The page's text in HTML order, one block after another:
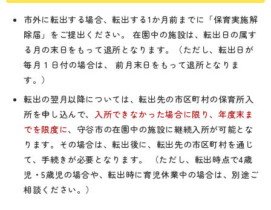
市外に転出する場合、転出する1か月前までに「保育実施解
除届」をご提出ください。 在園中の施設は、転出日の属す
る月の末日をもって退所となります。（ただし、転出日が
毎月 1 日付の場合は、 前月末日をもって退所となりま
す。）
転出の翌月以降については、転出先の市区町村の保育所入
所を申し込んで、 入所できなかった場合に限り、年度末ま
でを限度に、守谷市の在園中の施設に継続入所が可能とな
ります。その場合は、転出後に、転出先の市区町村を通じ
て、手続きが必要となります。 （ただし、転出時点で4歳
児・5歳児の場合や、転出時に育児休業中の場合は、別途ご
相談ください。）